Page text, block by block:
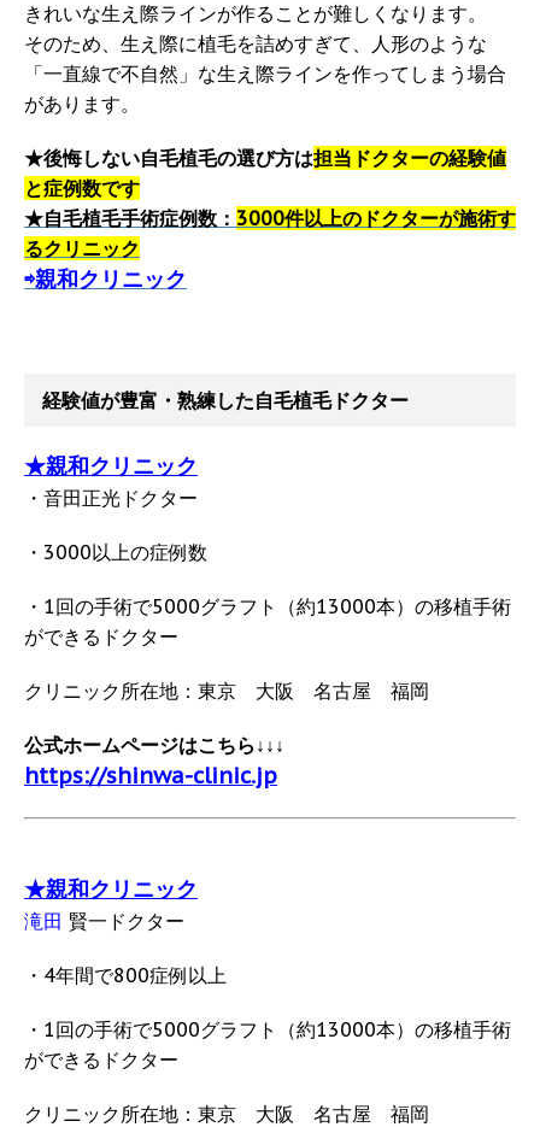
きれいな生え際ラインが作ることが難しくなります。
そのため、生え際に植毛を詰めすぎて、人形のような
「一直線で不自然」な生え際ラインを作ってしまう場合
があります。
★後悔しない自毛植毛の選び方は担当ドクターの経験値
と症例数です
★自毛植毛手術症例数： 3000件以上のドクターが施術す
るクリニック
⇨親和クリニック
経験値が豊富・熟練した自毛植毛ドクター
★親和クリニック
・音田正光ドクター
・3000以上の症例数
・1回の手術で5000グラフト（約13000本）の移植手術
ができるドクター
クリニック所在地：東京 大阪 名古屋 福岡
公式ホームページはこちら↓↓↓
https://shinwa-clinic.jp
★親和クリニック
滝田 賢一ドクター
・4年間で800症例以上
・1回の手術で5000グラフト（約13000本）の移植手術
ができるドクター
クリニック所在地：東京 大阪 名古屋 福岡